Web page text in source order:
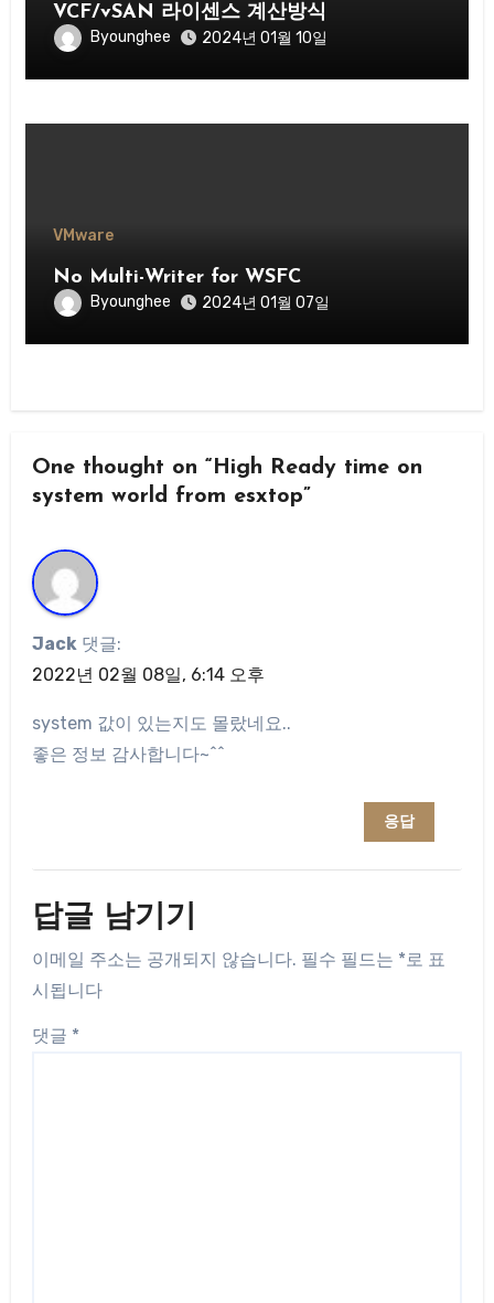
VCF/vSAN 라이센스 계산방식
Byounghee 2024년 01월 10일
VMware
No Multi-Writer for WSFC
Byounghee 2024년 01월 07일
One thought on “High Ready time on
system world from esxtop”
Jack 댓글:
2022년 02월 08일, 6:14 오후
system 값이 있는지도 몰랐네요..
좋은 정보 감사합니다~^^
응답
답글 남기기
이메일 주소는 공개되지 않습니다. 필수 필드는 *로 표
시됩니다
댓글 *